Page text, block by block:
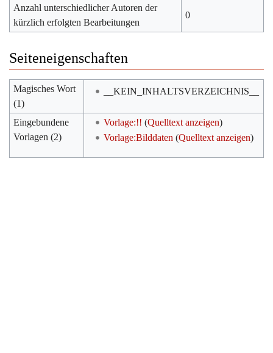
Anzahl unterschiedlicher Autoren der
kürzlich erfolgten Bearbeitungen
0
Seiteneigenschaften
Magisches Wort
(1)
__KEIN_INHALTSVERZEICHNIS__
Eingebundene
Vorlagen (2)
Vorlage:!! (Quelltext anzeigen)
Vorlage:Bilddaten (Quelltext anzeigen)